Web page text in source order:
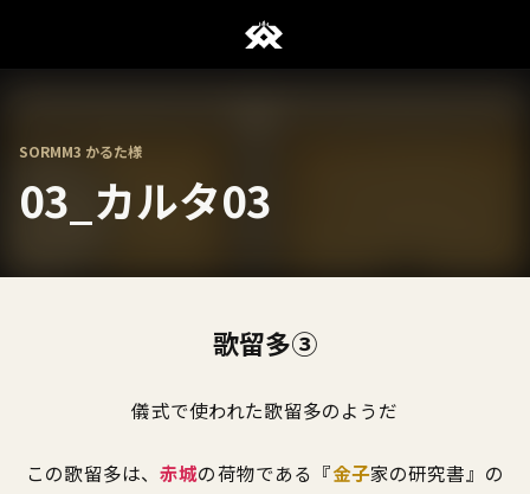
SORMM3 かるた様
03_カルタ03
歌留多③
儀式で使われた歌留多のようだ
この歌留多は、赤城の荷物である『金子家の研究書』の